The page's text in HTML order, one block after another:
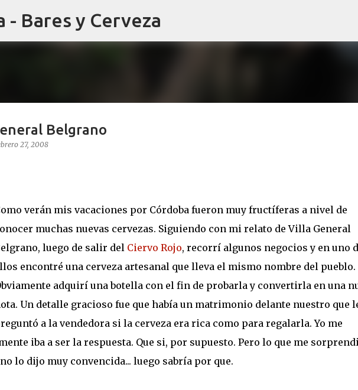
- Bares y Cerveza
Belgrano
27, 2008
verán mis vacaciones por Córdoba fueron muy fructíferas a nivel de
muchas nuevas cervezas. Siguiendo con mi relato de Villa General
luego de salir del Ciervo Rojo, recorrí algunos negocios y en uno
encontré una cerveza artesanal que lleva el mismo nombre del pueblo.
adquirí una botella con el fin de probarla y convertirla en una
Un detalle gracioso fue que había un matrimonio delante nuestro que
a la vendedora si la cerveza era rica como para regalarla. Yo me
iba a ser la respuesta. Que si, por supuesto. Pero lo que me
lo dijo muy convencida... luego sabría por que.